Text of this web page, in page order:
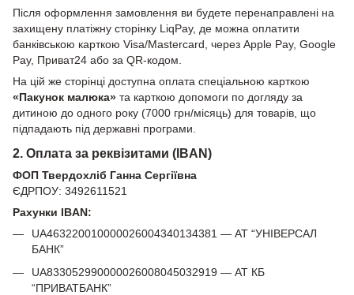
Після оформлення замовлення ви будете перенаправлені на
захищену платіжну сторінку LiqPay, де можна оплатити
банківською карткою Visa/Mastercard, через Apple Pay, Google
Pay, Приват24 або за QR-кодом.
На цій же сторінці доступна оплата спеціальною карткою
«Пакунок малюка» та карткою допомоги по догляду за
дитиною до одного року (7000 грн/місяць) для товарів, що
підпадають під державні програми.
2. Оплата за реквізитами (IBAN)
ФОП Твердохліб Ганна Сергіївна
ЄДРПОУ: 3492611521
Рахунки IBAN:
UA463220010000026004340134381 — АТ “УНІВЕРСАЛ
БАНК”
UA833052990000026008045032919 — АТ КБ
“ПРИВАТБАНК”